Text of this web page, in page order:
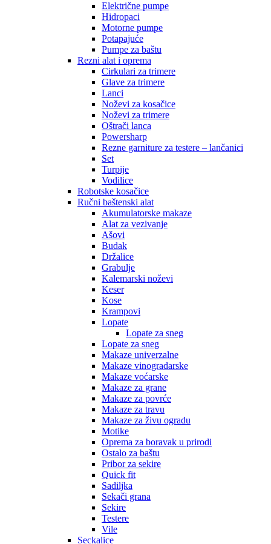
Električne pumpe
Hidropaci
Motorne pumpe
Potapajuće
Pumpe za baštu
Rezni alat i oprema
Cirkulari za trimere
Glave za trimere
Lanci
Noževi za kosačice
Noževi za trimere
Oštrači lanca
Powersharp
Rezne garniture za testere – lančanici
Set
Turpije
Vodilice
Robotske kosačice
Ručni baštenski alat
Akumulatorske makaze
Alat za vezivanje
Ašovi
Budak
Držalice
Grabulje
Kalemarski noževi
Keser
Kose
Krampovi
Lopate
Lopate za sneg
Lopate za sneg
Makaze univerzalne
Makaze vinogradarske
Makaze voćarske
Makaze za grane
Makaze za povrće
Makaze za travu
Makaze za živu ogradu
Motike
Oprema za boravak u prirodi
Ostalo za baštu
Pribor za sekire
Quick fit
Sadiljka
Sekači grana
Sekire
Testere
Vile
Seckalice